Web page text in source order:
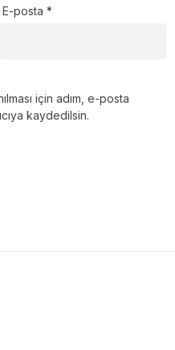
E-posta*
için adım, e-posta
kaydedilsin.